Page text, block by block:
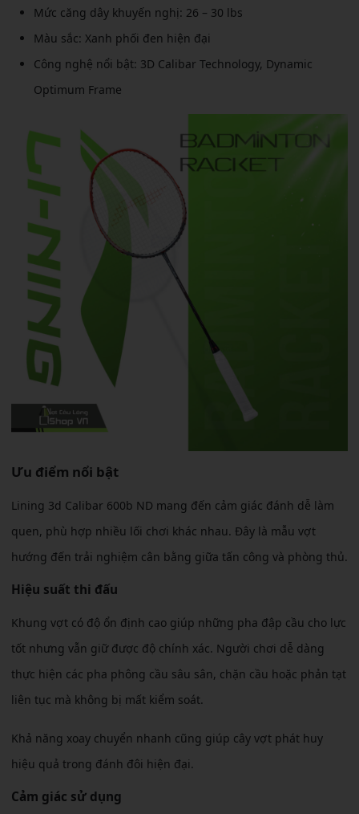
Mức căng dây khuyến nghị: 26 – 30 lbs
Màu sắc: Xanh phối đen hiện đại
Công nghệ nổi bật: 3D Calibar Technology, Dynamic
Optimum Frame
Ưu điểm nổi bật
Lining 3d Calibar 600b ND mang đến cảm giác đánh dễ làm
quen, phù hợp nhiều lối chơi khác nhau. Đây là mẫu vợt
hướng đến trải nghiệm cân bằng giữa tấn công và phòng thủ.
Hiệu suất thi đấu
Khung vợt có độ ổn định cao giúp những pha đập cầu cho lực
tốt nhưng vẫn giữ được độ chính xác. Người chơi dễ dàng
thực hiện các pha phông cầu sâu sân, chặn cầu hoặc phản tạt
liên tục mà không bị mất kiểm soát.
Khả năng xoay chuyển nhanh cũng giúp cây vợt phát huy
hiệu quả trong đánh đôi hiện đại.
Cảm giác sử dụng